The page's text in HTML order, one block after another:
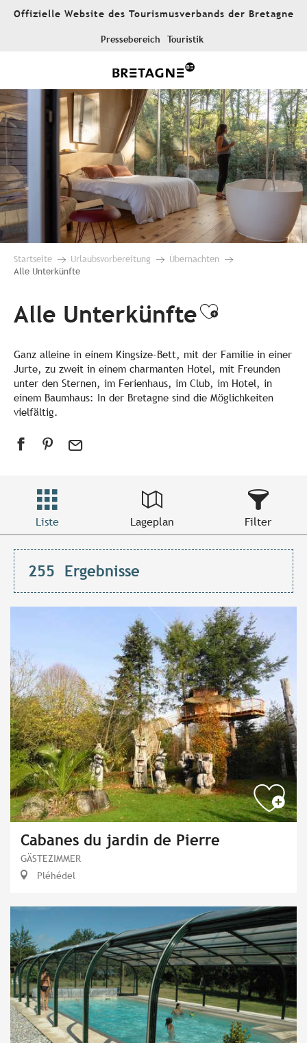
AllerOffizielle Website des Tourismusverbands der Bretagne
Pressebereich Touristik
Startseite Urlaubsvorbereitung
Übernachten
Alle Unterkünfte
Alle UnterkünfteAjouter
Ganz alleine in einem Kingsize-Bett, mit der Familie in einer
Jurte, zu zweit in einem charmanten Hotel, mit Freunden
unter den Sternen, im Ferienhaus, im Club, im Hotel, in
einem Baumhaus: In der Bretagne sind die Möglichkeiten
vielfältig.
Liste Lageplan Filter
255 Ergebnisse
Cabanes du jardin de Pierre
GÄSTEZIMMER
Pléhédel